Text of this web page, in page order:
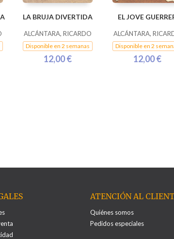
LA BRUJA DIVERTIDA
ALCÁNTARA, RICARDO
Disponible en 2 semanas
12,00 €
EL JOVE
ALCÁNTARA,
Disponible en 2
12,00 €
ATENCIÓN AL
Quiénes somos
Pedidos especiales